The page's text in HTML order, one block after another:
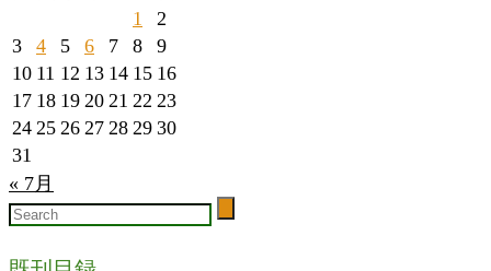
1
2
3
4 5 6 7 8
9
10 11 12 13 14 15 16
17 18 19 20 21 22 23
24 25 26 27 28 29 30
31
« 7月